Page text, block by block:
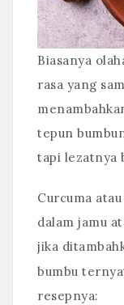
Biasanya
rasa yang
tepun
tapi lezatnya
Curcuma
dalam jamu
jika
bumbu
resepnya: